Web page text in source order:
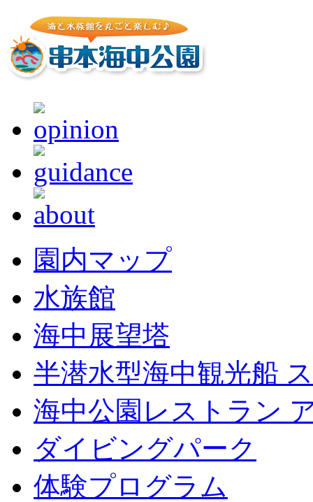
園内マップ
水族館
海中展望塔
半潜水型海中観光船
海中公園レストラン
ダイビングパーク
体験プログラム